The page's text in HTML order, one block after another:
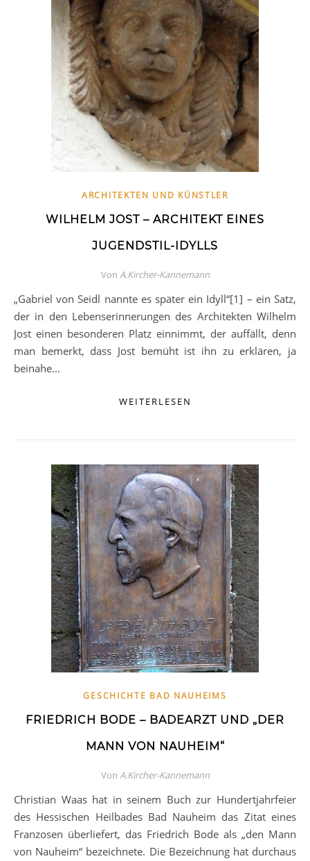
ARCHITEKTEN UND KÜNSTLER
WILHELM JOST – ARCHITEKT EINES
JUGENDSTIL-IDYLLS
Von A.Kircher-Kannemann
„Gabriel von Seidl nannte es später ein Idyll“[1] – ein Satz,
der in den Lebenserinnerungen des Architekten Wilhelm
Jost einen besonderen Platz einnimmt, der auffällt, denn
man bemerkt, dass Jost bemüht ist ihn zu erklären, ja
beinahe…
WEITERLESEN
GESCHICHTE BAD NAUHEIMS
FRIEDRICH BODE – BADEARZT UND „DER
MANN VON NAUHEIM“
Von A.Kircher-Kannemann
Christian Waas hat in seinem Buch zur Hundertjahrfeier
des Hessischen Heilbades Bad Nauheim das Zitat eines
Franzosen überliefert, das Friedrich Bode als „den Mann
von Nauheim“ bezeichnete. Die Bezeichnung hat durchaus